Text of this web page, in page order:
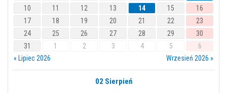
10
11 12 13 14 15
16
17
18 19 20 21 22
23
24
25 26 27 28 29
30
31
1 2 3 4 5
6
« Lipiec 2026
Wrzesień 2026 »
02 Sierpień